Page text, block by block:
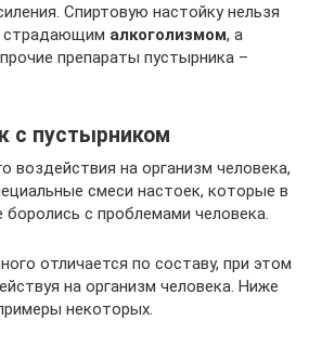
Спиртовую настойку нельзя
страдающим алкоголизмом, а
препараты пустырника –
с пустырником
воздействия на организм человека,
смеси настоек, которые в
с проблемами человека.
отличается по составу, при этом
на организм человека. Ниже
некоторых.